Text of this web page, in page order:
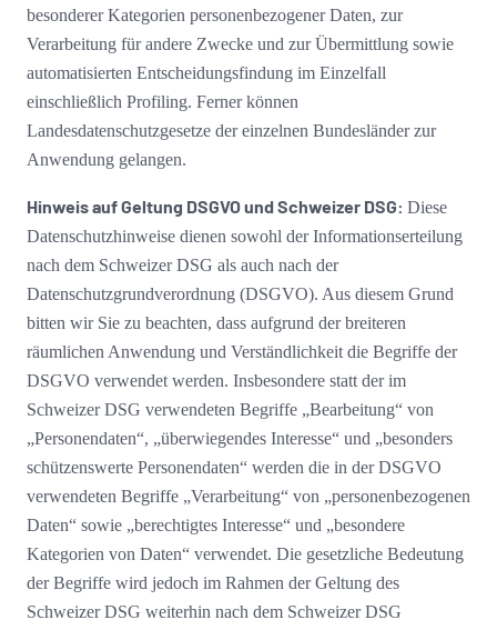
besonderer Kategorien personenbezogener Daten, zur
Verarbeitung für andere Zwecke und zur Übermittlung sowie
automatisierten Entscheidungsfindung im Einzelfall
einschließlich Profiling. Ferner können
Landesdatenschutzgesetze der einzelnen Bundesländer zur
Anwendung gelangen.
Hinweis auf Geltung DSGVO und Schweizer DSG: Diese
Datenschutzhinweise dienen sowohl der Informationserteilung
nach dem Schweizer DSG als auch nach der
Datenschutzgrundverordnung (DSGVO). Aus diesem Grund
bitten wir Sie zu beachten, dass aufgrund der breiteren
räumlichen Anwendung und Verständlichkeit die Begriffe der
DSGVO verwendet werden. Insbesondere statt der im
Schweizer DSG verwendeten Begriffe „Bearbeitung“ von
„Personendaten“, „überwiegendes Interesse“ und „besonders
schützenswerte Personendaten“ werden die in der DSGVO
verwendeten Begriffe „Verarbeitung“ von „personenbezogenen
Daten“ sowie „berechtigtes Interesse“ und „besondere
Kategorien von Daten“ verwendet. Die gesetzliche Bedeutung
der Begriffe wird jedoch im Rahmen der Geltung des
Schweizer DSG weiterhin nach dem Schweizer DSG